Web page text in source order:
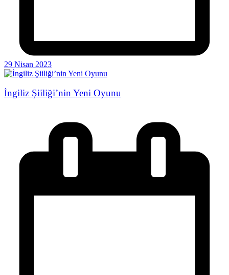
29 Nisan 2023
İngiliz Şiiliği’nin Yeni Oyunu